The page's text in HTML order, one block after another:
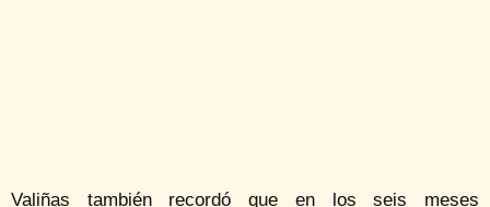
Valiñas también recordó que en los seis meses